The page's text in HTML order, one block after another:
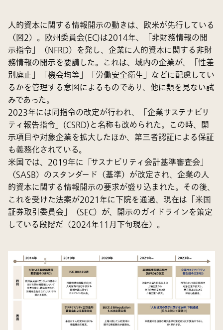
人的資本に関する情報開示の動きは、欧米が先行している
（図2）。欧州委員会(EC)は2014年、「非財務情報の開
示指令」（NFRD）を発し、企業に人的資本に関する非財
務情報の開示を要請した。これは、域内の企業が、「性差
別廃止」「機会均等」「労働安全衛生」などに配慮してい
るかを管理する意図によるものであり、他に類を見ない試
みであった。
2023年には同指令の改定が行われ、「企業サステナビリ
ティ報告指令」(CSRD)と名称も改められた。この時、開
示項目や対象企業を拡大したほか、第三者認証による保証
も義務化されている。
米国では、2019年に「サスナビリティ会計基準審査会」
（SASB）のスタンダード（基準）が改定され、企業の人
的資本に関する情報開示の要求が盛り込まれた。その後、
これを受けた法案が2021年に下院を通過、現在は「米国
証券取引委員会」（SEC）が、開示のガイドラインを策定
している段階だ（2024年11月下旬現在）。